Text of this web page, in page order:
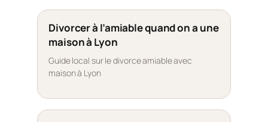
Divorcer à l’amiable quand on a une
maison à Lyon
Guide local sur le divorce amiable avec
maison à Lyon